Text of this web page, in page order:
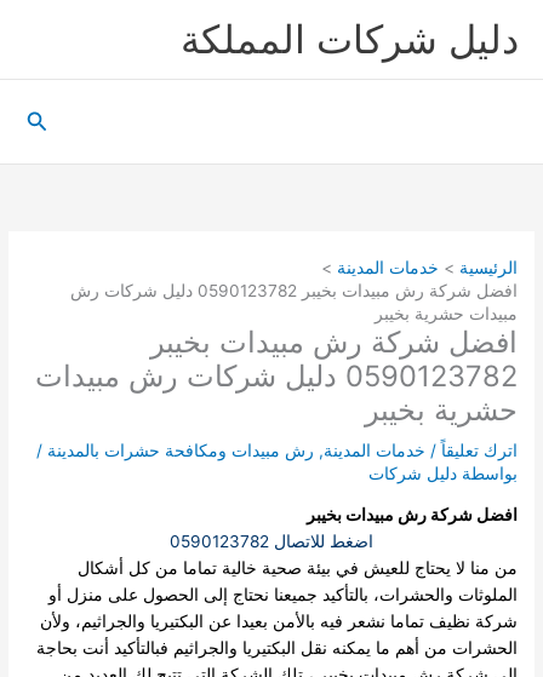
دليل شركات المملكة
الرئيسية
خدمات المدينة
افضل شركة رش مبيدات بخيبر 0590123782 دليل شركات رش
مبيدات حشرية بخيبر
افضل شركة رش مبيدات بخيبر
0590123782 دليل شركات رش مبيدات
حشرية بخيبر
اترك تعليقاً / خدمات المدينة, رش مبيدات ومكافحة حشرات بالمدينة /
بواسطة دليل شركات
افضل شركة رش مبيدات بخيبر
اضغط للاتصال 0590123782
من منا لا يحتاج للعيش في بيئة صحية خالية تماما من كل أشكال
الملوثات والحشرات، بالتأكيد جميعنا نحتاج إلى الحصول على منزل أو
شركة نظيف تماما نشعر فيه بالأمن بعيدا عن البكتيريا والجراثيم، ولأن
الحشرات من أهم ما يمكنه نقل البكتيريا والجراثيم فبالتأكيد أنت بحاجة